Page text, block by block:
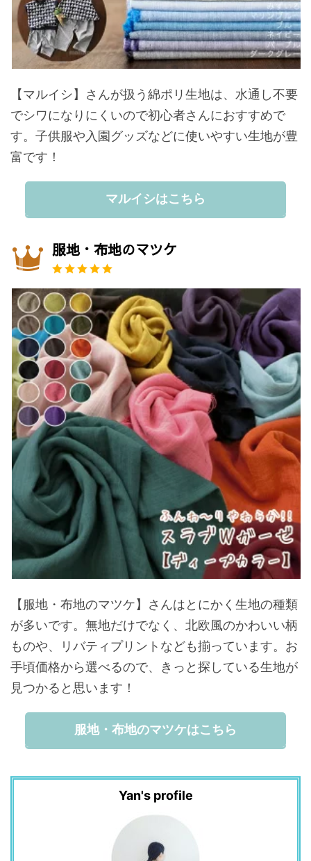
【マルイシ】さんが扱う綿ポリ生地は、水通し不要
でシワになりにくいので初心者さんにおすすめで
す。子供服や入園グッズなどに使いやすい生地が豊
富です！
マルイシはこちら
服地・布地のマツケ
【服地・布地のマツケ】さんはとにかく生地の種類
が多いです。無地だけでなく、北欧風のかわいい柄
ものや、リバティプリントなども揃っています。お
手頃価格から選べるので、きっと探している生地が
見つかると思います！
服地・布地のマツケはこちら
Yan's profile